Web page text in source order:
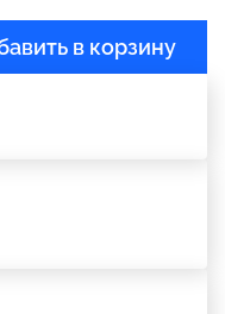
в корзину